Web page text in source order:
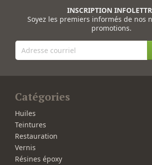
INSCRIPTION
Soyez les premiers informés de nos
promotions.
Catégories
Huiles
Teintures
Restauration
Vernis
Résines époxy